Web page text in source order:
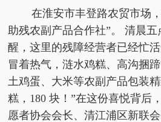
在淮安市丰登路农贸市场
助残农副产品合作社”。 清晨
醒，这里的残障经营者已经忙
冒着热气，涟水鸡糕、高沟捆
土鸡蛋、大米等农副产品包装
糕，180 块！”在这份喜悦背后
愿者协会会长、清江浦区新联